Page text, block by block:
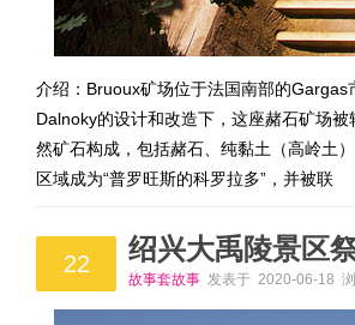
介绍：Bruoux矿场位于法国南部的Gargas
Dalnoky的设计和改造下，这座赭石矿场
然矿石构成，包括赭石、纯黏土（高岭土
区域成为“普罗旺斯的科罗拉多”，并被联
22 绍兴大禹陵景区
故事套故事 发表于 2020-06-18